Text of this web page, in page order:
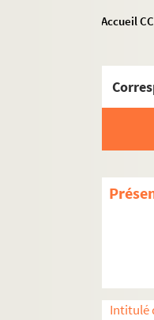
Accueil
Intitulé